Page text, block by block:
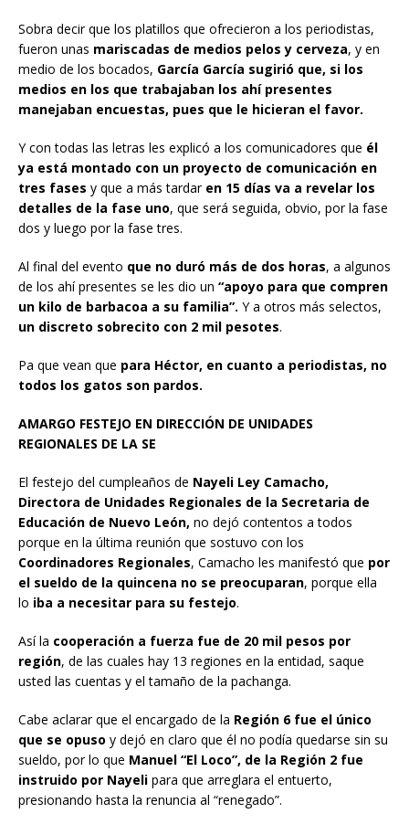
Sobra decir que los platillos que ofrecieron a los periodistas,
fueron unas mariscadas de medios pelos y cerveza, y en
medio de los bocados, García García sugirió que, si los
medios en los que trabajaban los ahí presentes
manejaban encuestas, pues que le hicieran el favor.
Y con todas las letras les explicó a los comunicadores que él
ya está montado con un proyecto de comunicación en
tres fases y que a más tardar en 15 días va a revelar los
detalles de la fase uno, que será seguida, obvio, por la fase
dos y luego por la fase tres.
Al final del evento que no duró más de dos horas, a algunos
de los ahí presentes se les dio un “apoyo para que compren
un kilo de barbacoa a su familia”. Y a otros más selectos,
un discreto sobrecito con 2 mil pesotes.
Pa que vean que para Héctor, en cuanto a periodistas, no
todos los gatos son pardos.
AMARGO FESTEJO EN DIRECCIÓN DE UNIDADES
REGIONALES DE LA SE
El festejo del cumpleaños de Nayeli Ley Camacho,
Directora de Unidades Regionales de la Secretaria de
Educación de Nuevo León, no dejó contentos a todos
porque en la última reunión que sostuvo con los
Coordinadores Regionales, Camacho les manifestó que por
el sueldo de la quincena no se preocuparan, porque ella
lo iba a necesitar para su festejo.
Así la cooperación a fuerza fue de 20 mil pesos por
región, de las cuales hay 13 regiones en la entidad, saque
usted las cuentas y el tamaño de la pachanga.
Cabe aclarar que el encargado de la Región 6 fue el único
que se opuso y dejó en claro que él no podía quedarse sin su
sueldo, por lo que Manuel “El Loco”, de la Región 2 fue
instruido por Nayeli para que arreglara el entuerto,
presionando hasta la renuncia al “renegado”.